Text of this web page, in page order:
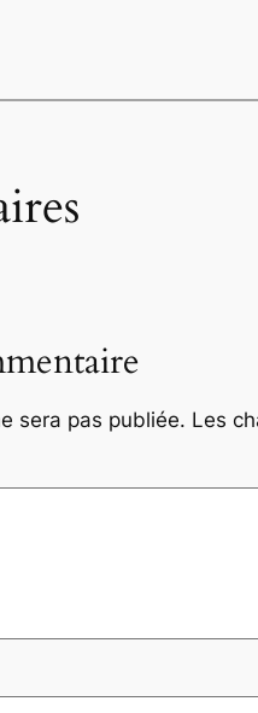
sera pas publiée. Les